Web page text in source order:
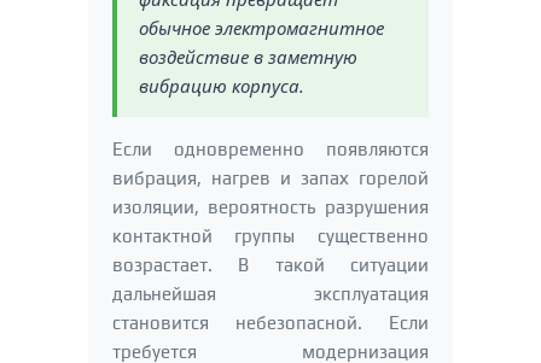
обычное электромагнитное
воздействие в заметную
вибрацию корпуса.
Если одновременно появляются
вибрация, нагрев и запах горелой
изоляции, вероятность разрушения
контактной группы существенно
возрастает. В такой ситуации
дальнейшая эксплуатация
становится небезопасной. Если
требуется модернизация